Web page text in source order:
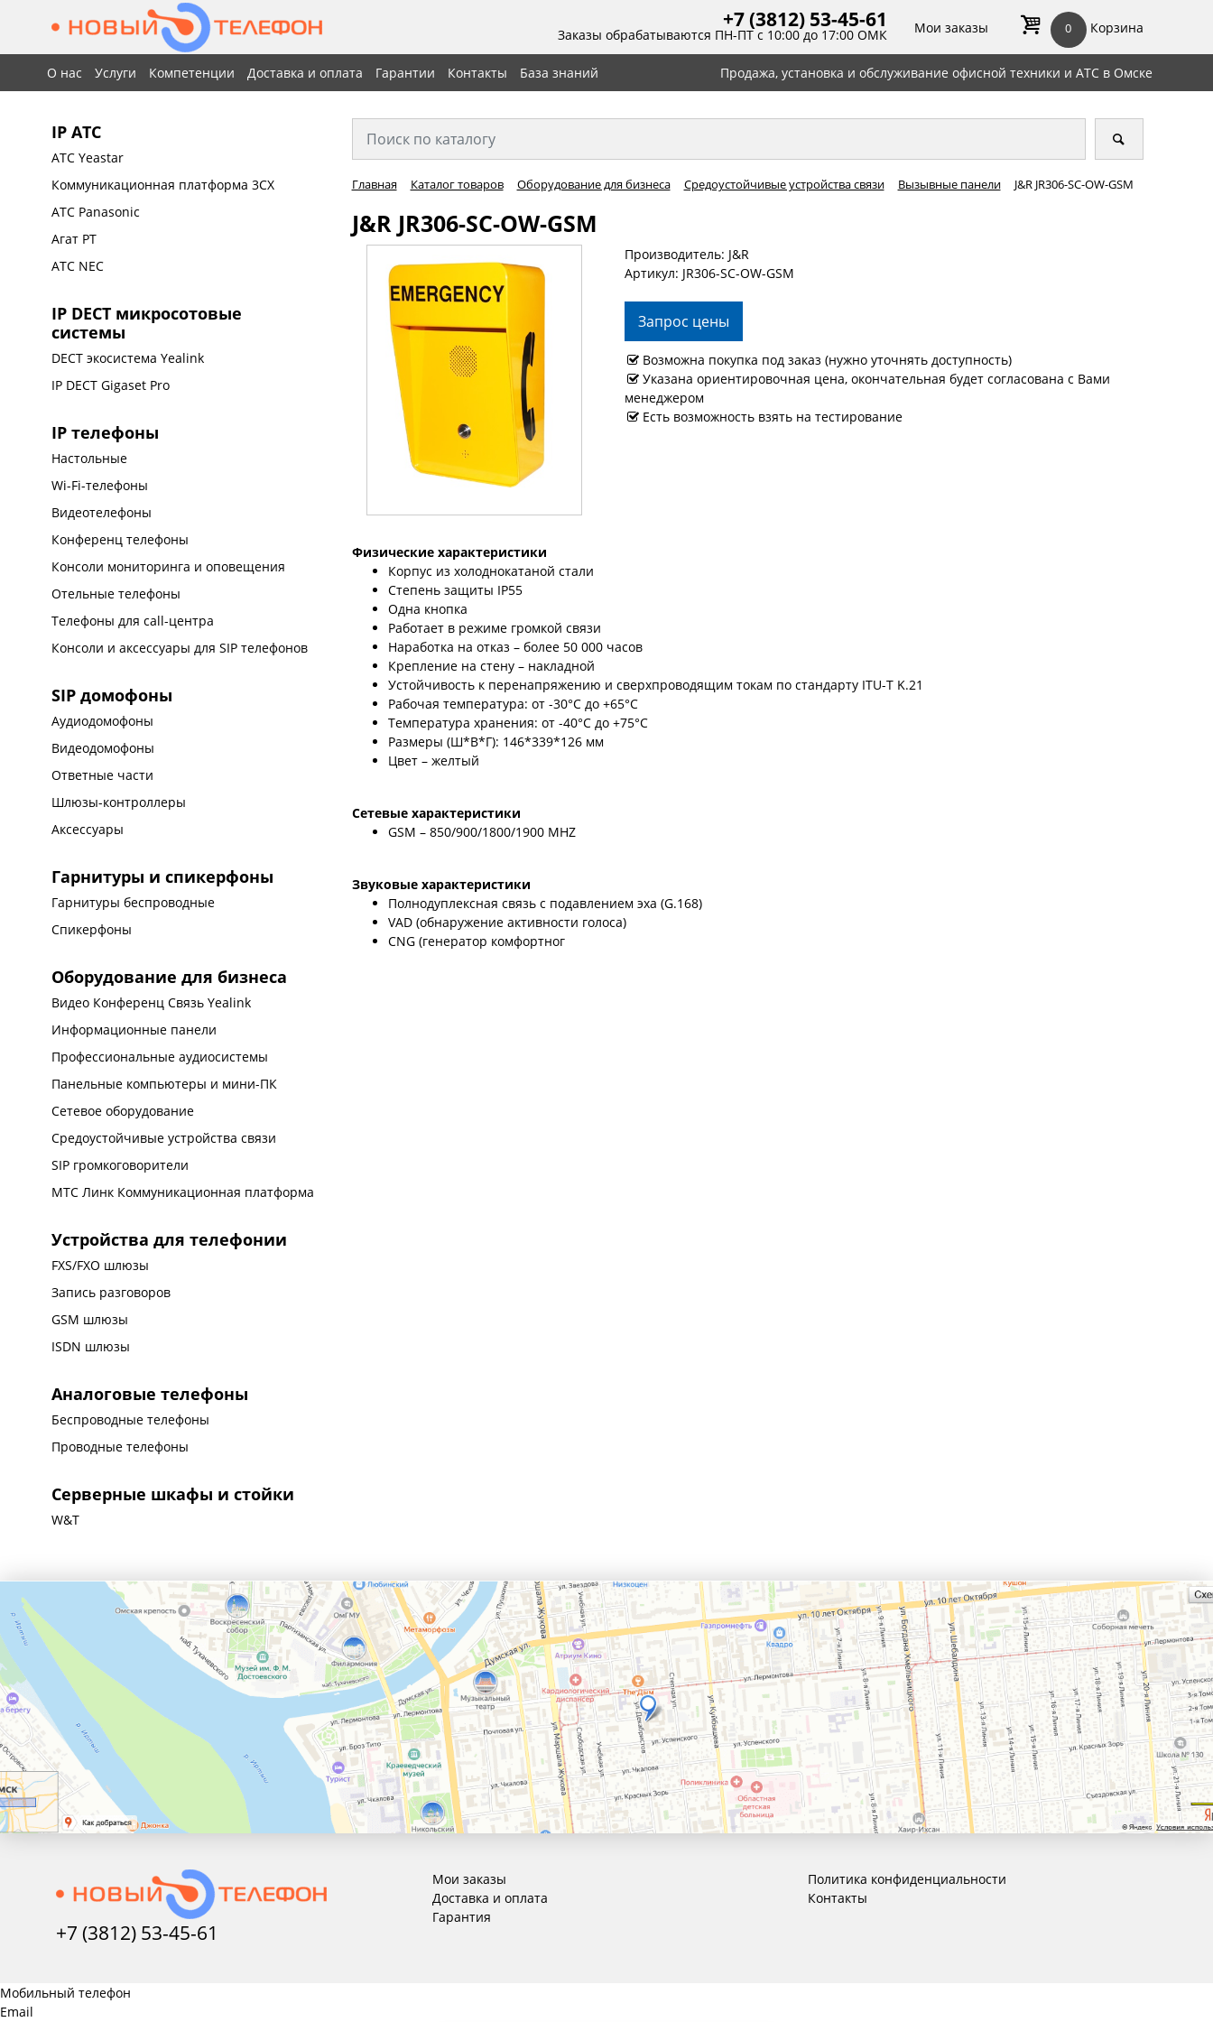
+7 (3812) 53-45-61
Заказы обрабатываются ПН-ПТ с 10:00 до 17:00 ОМК Мои заказы 0 Корзина
О нас Услуги Компетенции Доставка и оплата Гарантии Контакты База знаний Продажа, установка и обслуживание офисной техники и АТС в Омске
IP АТС
АТС Yeastar
Коммуникационная платформа 3CX
АТС Panasonic
Агат РТ
АТС NEC
IP DECT микросотовые
системы
DECT экосистема Yealink
IP DECT Gigaset Pro
IP телефоны
Настольные
Wi-Fi-телефоны
Видеотелефоны
Конференц телефоны
Консоли мониторинга и оповещения
Отельные телефоны
Телефоны для call-центра
Консоли и аксессуары для SIP телефонов
SIP домофоны
Аудиодомофоны
Видеодомофоны
Ответные части
Шлюзы-контроллеры
Аксессуары
Гарнитуры и спикерфоны
Гарнитуры беспроводные
Спикерфоны
Оборудование для бизнеса
Видео Конференц Связь Yealink
Информационные панели
Профессиональные аудиосистемы
Панельные компьютеры и мини-ПК
Сетевое оборудование
Средоустойчивые устройства связи
SIP громкоговорители
МТС Линк Коммуникационная платформа
Устройства для телефонии
FXS/FXO шлюзы
Запись разговоров
GSM шлюзы
ISDN шлюзы
Аналоговые телефоны
Беспроводные телефоны
Проводные телефоны
Серверные шкафы и стойки
W&T
Главная Каталог товаров Оборудование для бизнеса Средоустойчивые устройства связи Вызывные панели J&R JR306-SC-OW-GSM
J&R JR306-SC-OW-GSM
Производитель: J&R
Артикул: JR306-SC-OW-GSM
Запрос цены
Возможна покупка под заказ (нужно уточнять доступность)
Указана ориентировочная цена, окончательная будет согласована с Вами
менеджером
Есть возможность взять на тестирование
Физические характеристики
Корпус из холоднокатаной стали
Степень защиты IP55
Одна кнопка
Работает в режиме громкой связи
Наработка на отказ – более 50 000 часов
Крепление на стену – накладной
Устойчивость к перенапряжению и сверхпроводящим токам по стандарту ITU-T K.21
Рабочая температура: от -30°C до +65°C
Температура хранения: от -40°C до +75°C
Размеры (Ш*В*Г): 146*339*126 мм
Цвет – желтый
Сетевые характеристики
GSM – 850/900/1800/1900 MHZ
Звуковые характеристики
Полнодуплексная связь с подавлением эха (G.168)
VAD (обнаружение активности голоса)
CNG (генератор комфортног
+7 (3812) 53-45-61
Мои заказы
Доставка и оплата
Гарантия
Политика конфиденциальности
Контакты
Мобильный телефон
Email